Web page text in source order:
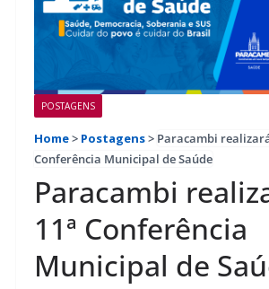
POSTAGENS
Home> Postagens> Paracambi
Conferência Municipal de Saúde
Paracambi
11ª Conferência
Municipal de